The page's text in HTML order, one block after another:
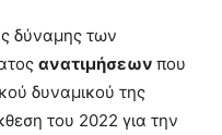
δύναμης των
ανατιμήσεων που
δυναμικού της
του 2022 για την